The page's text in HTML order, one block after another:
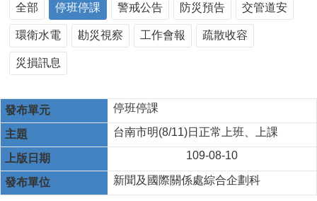
全部 停班停課 警戒公告 防災預告 交管道安
環衛水電 勘災視察 工作會報 疏散收容
災損訊息
停班停課
台南市明(8/11)日正常上班、上課
109-08-10
新聞及國際關係處綜合企劃科